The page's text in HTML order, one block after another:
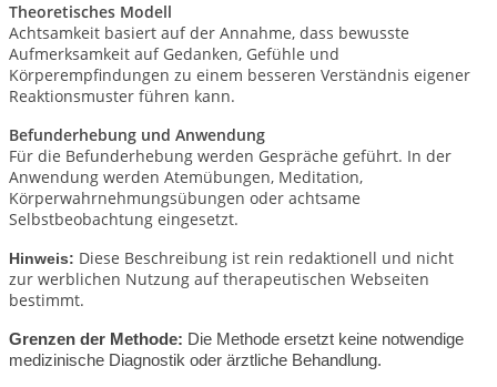
Theoretisches Modell
Achtsamkeit basiert auf der Annahme, dass bewusste
Aufmerksamkeit auf Gedanken, Gefühle und
Körperempfindungen zu einem besseren Verständnis eigener
Reaktionsmuster führen kann.
Befunderhebung und Anwendung
Für die Befunderhebung werden Gespräche geführt. In der
Anwendung werden Atemübungen, Meditation,
Körperwahrnehmungsübungen oder achtsame
Selbstbeobachtung eingesetzt.
Hinweis: Diese Beschreibung ist rein redaktionell und nicht
zur werblichen Nutzung auf therapeutischen Webseiten
bestimmt.
Grenzen der Methode: Die Methode ersetzt keine notwendige
medizinische Diagnostik oder ärztliche Behandlung.